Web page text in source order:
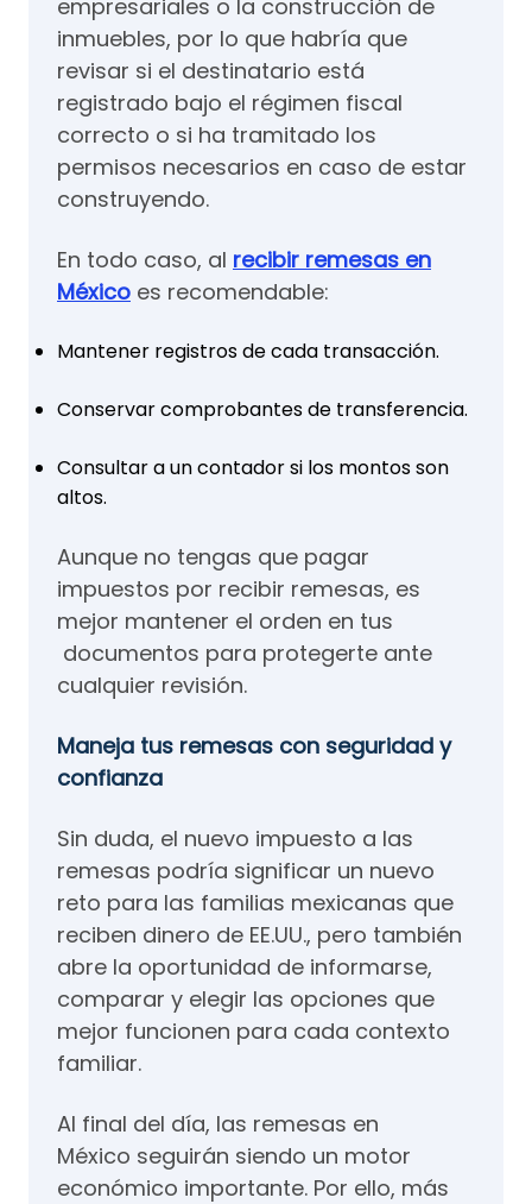
empresariales o la construcción de
inmuebles, por lo que habría que
revisar si el destinatario está
registrado bajo el régimen fiscal
correcto o si ha tramitado los
permisos necesarios en caso de estar
construyendo.
En todo caso, al recibir remesas en
México es recomendable:
Mantener registros de cada transacción.
Conservar comprobantes de transferencia.
Consultar a un contador si los montos son
altos.
Aunque no tengas que pagar
impuestos por recibir remesas, es
mejor mantener el orden en tus
documentos para protegerte ante
cualquier revisión.
Maneja tus remesas con seguridad y
confianza
Sin duda, el nuevo impuesto a las
remesas podría significar un nuevo
reto para las familias mexicanas que
reciben dinero de EE.UU., pero también
abre la oportunidad de informarse,
comparar y elegir las opciones que
mejor funcionen para cada contexto
familiar.
Al final del día, las remesas en
México seguirán siendo un motor
económico importante. Por ello, más